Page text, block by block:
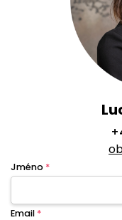
Jméno *
Email *